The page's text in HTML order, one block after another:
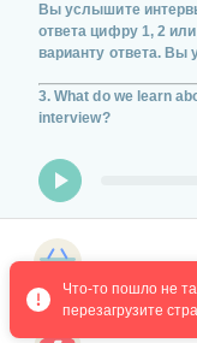
Вы услышите
ответа цифру 1, 2
варианту ответа. Вы
3. What do we learn
interview?
She's won many
She's published
Что-то пошло не
перезагрузите